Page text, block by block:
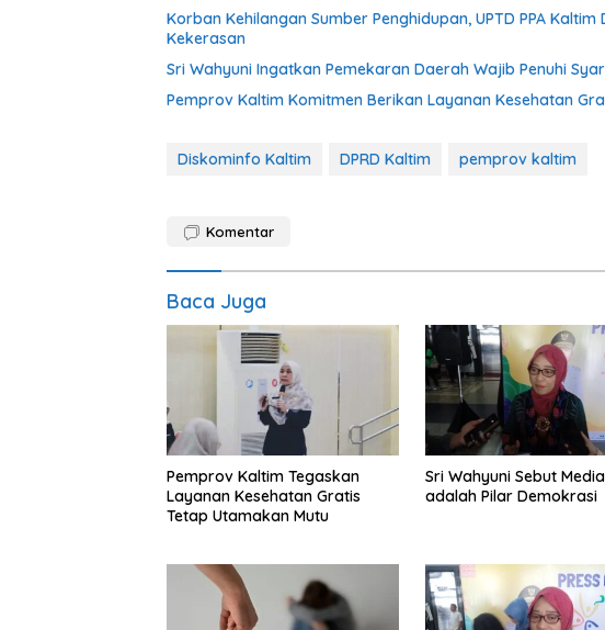
Korban Kehilangan Sumber Penghidupan, UPTD PPA
Kekerasan
Sri Wahyuni Ingatkan Pemekaran Daerah Wajib Penuhi
Pemprov Kaltim Komitmen Berikan Layanan Kesehatan
Diskominfo Kaltim DPRD Kaltim pemprov kaltim
Komentar
Baca Juga
Pemprov Kaltim Tegaskan
Layanan Kesehatan Gratis
Tetap Utamakan Mutu
Sri Wahyuni Sebut Media
adalah Pilar Demokrasi